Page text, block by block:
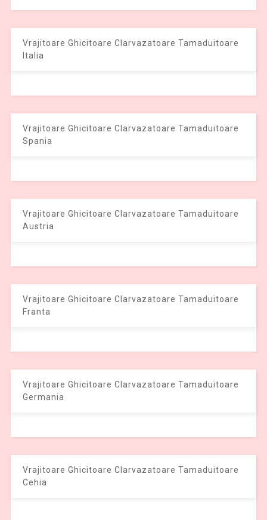
Vrajitoare Ghicitoare Clarvazatoare Tamaduitoare
Italia
Vrajitoare Ghicitoare Clarvazatoare Tamaduitoare
Spania
Vrajitoare Ghicitoare Clarvazatoare Tamaduitoare
Austria
Vrajitoare Ghicitoare Clarvazatoare Tamaduitoare
Franta
Vrajitoare Ghicitoare Clarvazatoare Tamaduitoare
Germania
Vrajitoare Ghicitoare Clarvazatoare Tamaduitoare
Cehia